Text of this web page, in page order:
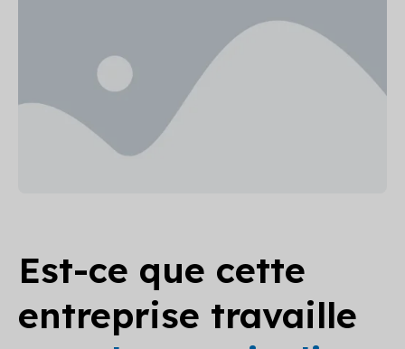
Est-ce que cette
entreprise travaille